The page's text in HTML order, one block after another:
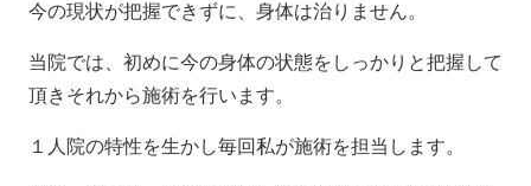
今の現状が把握できずに、身体は治りません。
当院では、初めに今の身体の状態をしっかりと把握して
頂きそれから施術を行います。
１人院の特性を生かし毎回私が施術を担当します。